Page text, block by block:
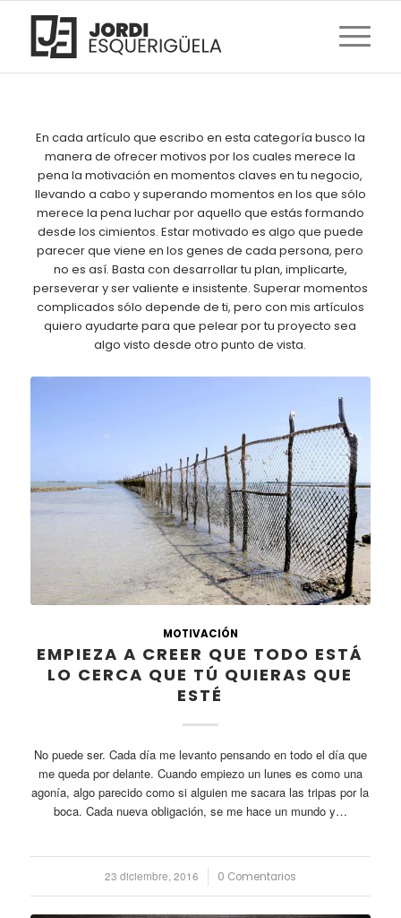
En cada artículo que escribo en esta categoría busco la
manera de ofrecer motivos por los cuales merece la
pena la motivación en momentos claves en tu negocio,
llevando a cabo y superando momentos en los que sólo
merece la pena luchar por aquello que estás formando
desde los cimientos. Estar motivado es algo que puede
parecer que viene en los genes de cada persona, pero
no es así. Basta con desarrollar tu plan, implicarte,
perseverar y ser valiente e insistente. Superar momentos
complicados sólo depende de ti, pero con mis artículos
quiero ayudarte para que pelear por tu proyecto sea
algo visto desde otro punto de vista.
MOTIVACIÓN
EMPIEZA A CREER QUE TODO ESTÁ
LO CERCA QUE TÚ QUIERAS QUE
ESTÉ
No puede ser. Cada día me levanto pensando en todo el día que
me queda por delante. Cuando empiezo un lunes es como una
agonía, algo parecido como si alguien me sacara las tripas por la
boca. Cada nueva obligación, se me hace un mundo y…
23 diciembre, 2016
/ 0 Comentarios